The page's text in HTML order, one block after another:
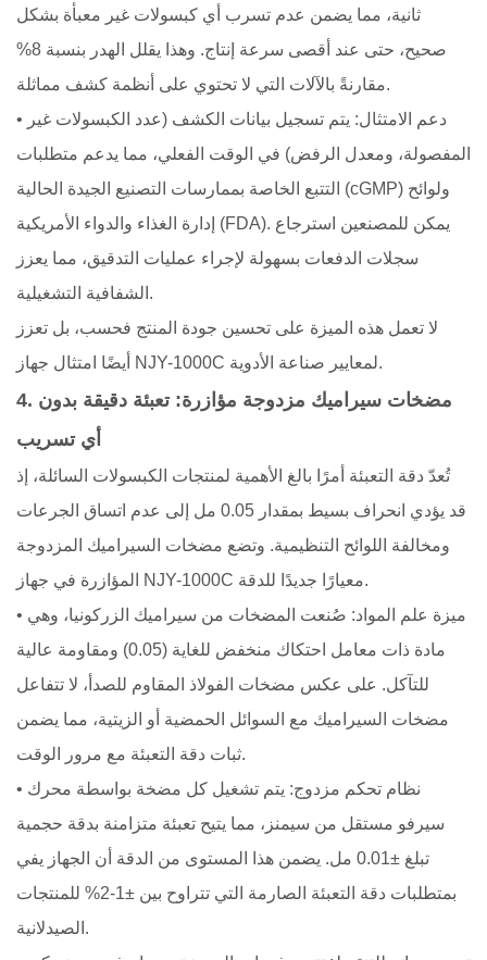
ثانية، مما يضمن عدم تسرب أي كبسولات غير معبأة بشكل
صحيح، حتى عند أقصى سرعة إنتاج. وهذا يقلل الهدر بنسبة 8%
مقارنةً بالآلات التي لا تحتوي على أنظمة كشف مماثلة.
• دعم الامتثال: يتم تسجيل بيانات الكشف (عدد الكبسولات غير
المفصولة، ومعدل الرفض) في الوقت الفعلي، مما يدعم متطلبات
التتبع الخاصة بممارسات التصنيع الجيدة الحالية (cGMP) ولوائح
إدارة الغذاء والدواء الأمريكية (FDA). يمكن للمصنعين استرجاع
سجلات الدفعات بسهولة لإجراء عمليات التدقيق، مما يعزز
الشفافية التشغيلية.
لا تعمل هذه الميزة على تحسين جودة المنتج فحسب، بل تعزز
أيضًا امتثال جهاز NJY-1000C لمعايير صناعة الأدوية.
4. مضخات سيراميك مزدوجة مؤازرة: تعبئة دقيقة بدون
أي تسريب
تُعدّ دقة التعبئة أمرًا بالغ الأهمية لمنتجات الكبسولات السائلة، إذ
قد يؤدي انحراف بسيط بمقدار 0.05 مل إلى عدم اتساق الجرعات
ومخالفة اللوائح التنظيمية. وتضع مضخات السيراميك المزدوجة
المؤازرة في جهاز NJY-1000C معيارًا جديدًا للدقة.
• ميزة علم المواد: صُنعت المضخات من سيراميك الزركونيا، وهي
مادة ذات معامل احتكاك منخفض للغاية (0.05) ومقاومة عالية
للتآكل. على عكس مضخات الفولاذ المقاوم للصدأ، لا تتفاعل
مضخات السيراميك مع السوائل الحمضية أو الزيتية، مما يضمن
ثبات دقة التعبئة مع مرور الوقت.
• نظام تحكم مزدوج: يتم تشغيل كل مضخة بواسطة محرك
سيرفو مستقل من سيمنز، مما يتيح تعبئة متزامنة بدقة حجمية
تبلغ ±0.01 مل. يضمن هذا المستوى من الدقة أن الجهاز يفي
بمتطلبات دقة التعبئة الصارمة التي تتراوح بين ±1-2% للمنتجات
الصيدلانية.